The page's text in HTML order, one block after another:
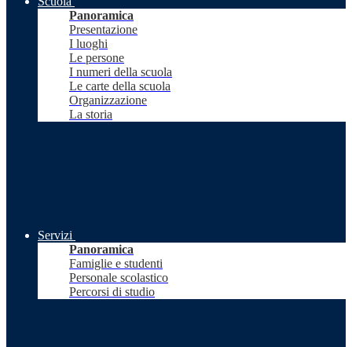
Panoramica
Presentazione
I luoghi
Le persone
I numeri della scuola
Le carte della scuola
Organizzazione
La storia
Servizi
Panoramica
Famiglie e studenti
Personale scolastico
Percorsi di studio